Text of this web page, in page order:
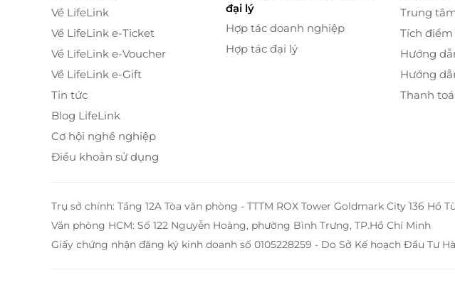
Về LifeLink
Về LifeLink e-Ticket
Về LifeLink e-Voucher
Về LifeLink e-Gift
Tin tức
Blog LifeLink
Cơ hội nghề nghiệp
Điều khoản sử dụng
đại lý
Hợp tác doanh nghiệp
Hợp tác đại lý
Trung
Tích
Hướng
Hướng
Thanh
Trụ sở chính: Tầng 12A Tòa văn phòng - TTTM ROX Tower Goldmark City 136
Văn phòng HCM: Số 122 Nguyễn Hoàng, phường Bình Trưng, TP.Hồ Chí Minh
Giấy chứng nhận đăng ký kinh doanh số 0105228259 - Do Sở Kế hoạch Đầu Tư